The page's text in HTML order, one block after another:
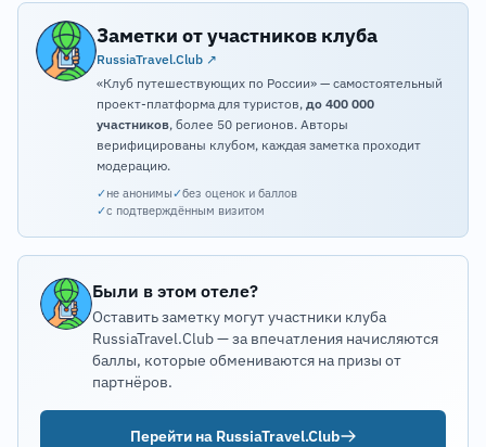
Заметки от участников клуба
RussiaTravel.Club ↗
«Клуб путешествующих по России» — самостоятельный
проект-платформа для туристов, до 400 000
участников, более 50 регионов. Авторы
верифицированы клубом, каждая заметка проходит
модерацию.
✓не анонимы✓без оценок и баллов
✓с подтверждённым визитом
Были в этом отеле?
Оставить заметку могут участники клуба
RussiaTravel.Club — за впечатления начисляются
баллы, которые обмениваются на призы от
партнёров.
Перейти на RussiaTravel.Club